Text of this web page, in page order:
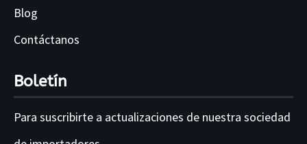
Blog
Contáctanos
Boletín
Para suscribirte a actualizaciones de nuestra sociedad